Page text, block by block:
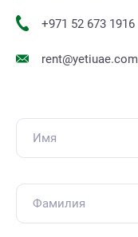
+971 52 673 1916
rent@yetiuae.com